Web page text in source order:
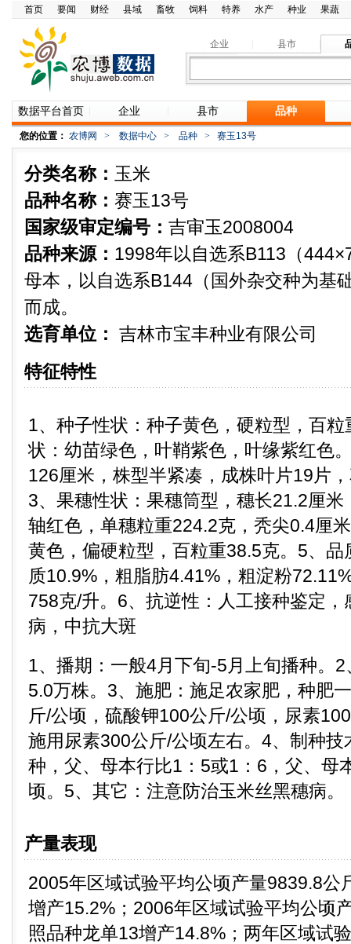
首页 要闻 财经 县域 畜牧 饲料 特养 水产 种业 果蔬
企业 县市
数据平台首页 企业 县市 品种
您的位置： 农博网 > 数据中心 > 品种 > 赛玉13号
分类名称： 玉米
品种名称： 赛玉13号
国家级审定编号： 吉审玉2008004
品种来源： 1998年以自选系B113（
母本，以自选系B144（国外杂交种为基
而成。
选育单位： 吉林市宝丰种业有限公司
特征特性
1、种子性状：种子黄色，硬粒型，百
状：幼苗绿色，叶鞘紫色，叶缘紫红色
126厘米，株型半紧凑，成株叶片19片
3、果穗性状：果穗筒型，穗长21.2厘
轴红色，单穗粒重224.2克，秃尖0.4厘
黄色，偏硬粒型，百粒重38.5克。5、
质10.9%，粗脂肪4.41%，粗淀粉
758克/升。6、抗逆性：人工接种鉴定
病，中抗大斑
1、播期：一般4月下旬-5月上旬播种。
5.0万株。3、施肥：施足农家肥，种肥
斤/公顷，硫酸钾100公斤/公顷，尿素
施用尿素300公斤/公顷左右。4、制种
种，父、母本行比1：5或1：6，父、母
顷。5、其它：注意防治玉米丝黑穗病。
产量表现
2005年区域试验平均公顷产量9839.8公
增产15.2%；2006年区域试验平均公顷
照品种龙单13增产14.8%；两年区域试